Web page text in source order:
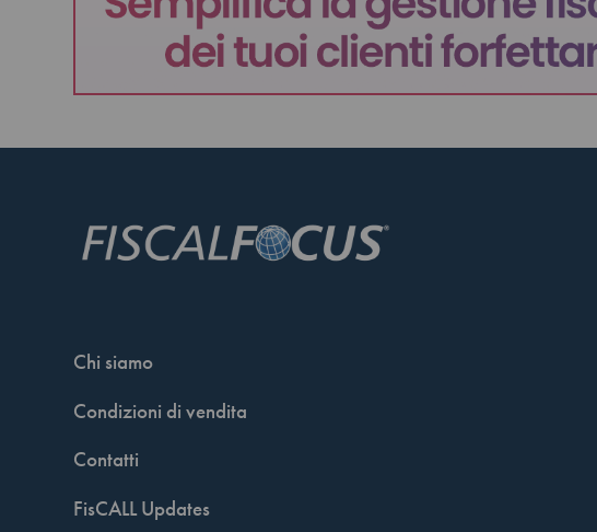
Chi siamo
Condizioni di vendita
Contatti
FisCALL Updates